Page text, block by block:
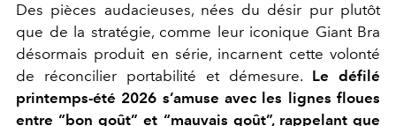
Des pièces audacieuses, nées du désir pur plutôt
que de la stratégie, comme leur iconique Giant Bra
désormais produit en série, incarnent cette volonté
de réconcilier portabilité et démesure. Le défilé
printemps-été 2026 s’amuse avec les lignes floues
entre “bon goût” et “mauvais goût”, rappelant que